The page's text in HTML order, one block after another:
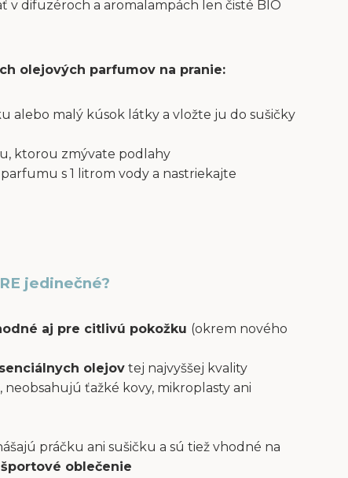
difuzéroch a aromalampách len čisté BIO
olejových parfumov na pranie:
alebo malý kúsok látky a vložte ju do sušičky
ktorou zmývate podlahy
s 1 litrom vody a nastriekajte
jedinečné?
aj pre citlivú pokožku (okrem nového
olejovtej najvyššej kvality
ťažké kovy, mikroplasty ani
práčku ani sušičku a sú tiež vhodné na
športové oblečenie